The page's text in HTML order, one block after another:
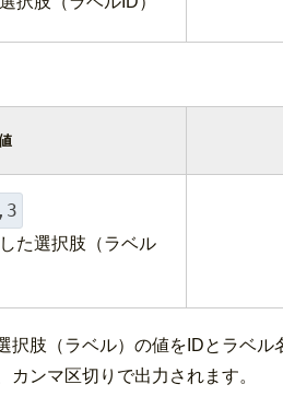
た選択肢（ラベル
択肢（ラベル）の値をIDとラベ
カンマ区切りで出力されます。